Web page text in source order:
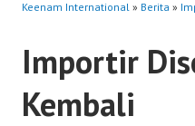
Keenam International » Berita »
Importir
Kembali